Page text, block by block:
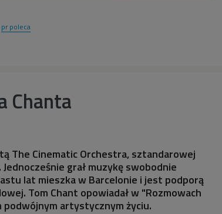
pr poleca
Chanta
The Cinematic Orchestra, sztandarowej
grał muzykę swobodnie
lat mieszka w Barcelonie i jest podporą
Tom Chant opowiadał w "Rozmowach
artystycznym życiu.